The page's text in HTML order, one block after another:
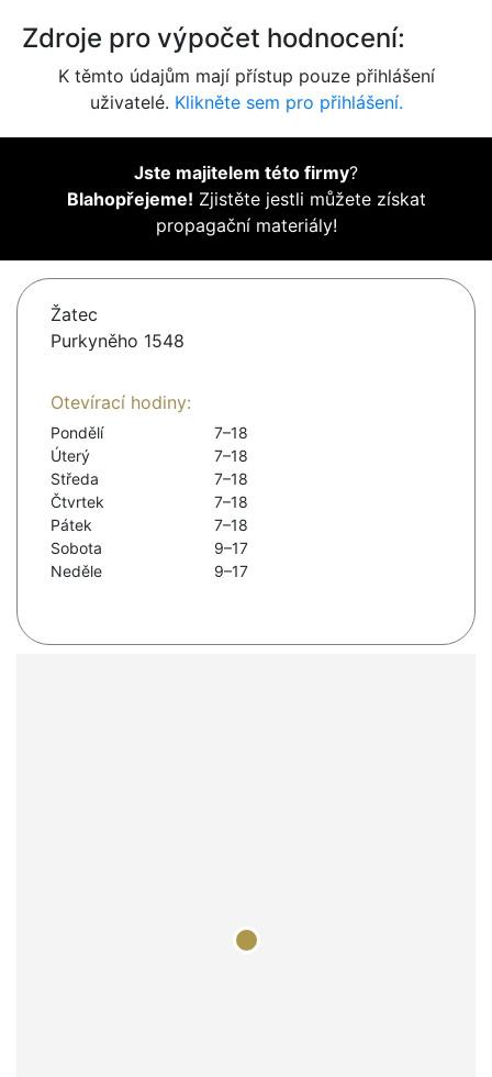
Zdroje pro výpočet hodnocení:
K těmto údajům mají přístup pouze přihlášení
uživatelé. Klikněte sem pro přihlášení.
Jste majitelem této firmy?
Blahopřejeme! Zjistěte jestli můžete získat
propagační materiály!
Žatec
Purkyněho 1548
Otevírací hodiny:
Pondělí
7–18
Úterý
7–18
Středa
7–18
Čtvrtek
7–18
Pátek
7–18
Sobota
9–17
Neděle
9–17